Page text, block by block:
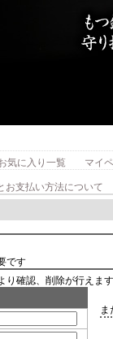
気に入り一覧
マイ
お支払い方法について
です
確認、削除が行えます
ま